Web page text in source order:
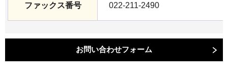
ファックス番号 022-211-2490